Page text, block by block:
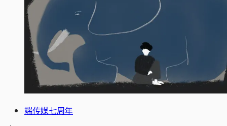
端传媒七周年